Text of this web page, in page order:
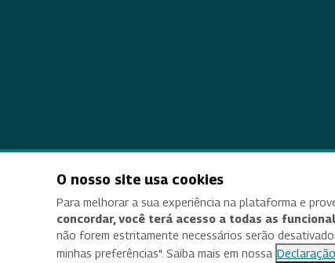
O nosso site usa cookies
Para melhorar a sua experiência na plataforma e
concordar, você terá acesso a todas as
não forem estritamente necessários serão
minhas preferências". Saiba mais em nossa